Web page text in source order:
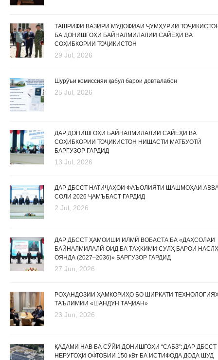
ТАШРИФИ ВАЗИРИ МУДОФИАИ ҶУМҲУРИИ
БА ДОНИШГОҲИ БАЙНАЛМИЛАЛИИ САЙЁҲӢ ВА
СОҲИБКОРИИ ТОҶИКИСТОН
29 Jul, 2026
Шурӯъи комиссияи қабул барои довталабон
25 Jul, 2026
ДАР ДОНИШГОҲИ БАЙНАЛМИЛАЛИИ САЙЁҲӢ ВА
СОҲИБКОРИИ ТОҶИКИСТОН НИШАСТИ МАТБУОТӢ
БАРГУЗОР ГАРДИД
13 Jul, 2026
ДАР ДБССТ НАТИҶАҲОИ ФАЪОЛИЯТИ ШАШМОҲАИ
СОЛИ 2026 ҶАМЪБАСТ ГАРДИД
2 Jul, 2026
ДАР ДБССТ ҲАМОИШИ ИЛМӢ ВОБАСТА БА «ДАҲСОЛАИ
БАЙНАЛМИЛАЛӢ ОИД БА ТАҲКИМИ СУЛҲ БАРОИ
ОЯНДА (2027–2036)» БАРГУЗОР ГАРДИД
27 Jun, 2026
РОҲАНДОЗИИ ҲАМКОРИҲО БО ШИРКАТИ
ТАЪЛИМИИ «ШАНДУН ТАҶИАН»
23 Jun, 2026
ҚАДАМИ НАВ БА СӮЙИ ДОНИШГОҲИ “САБЗ”: ДАР ДБССТ
НЕРУГОҲИ ОФТОБИИ 150 кВт БА ИСТИФОДА ДОДА ШУД